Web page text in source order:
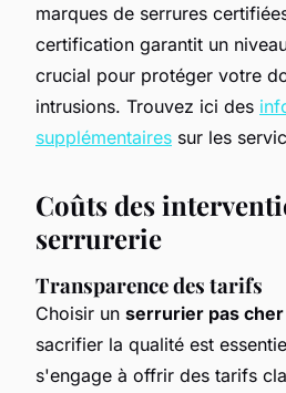
marques de serrures
certification garantit un
crucial pour protéger votre
intrusions. Trouvez ici des
supplémentaires sur les
Coûts des
serrurerie
Transparence des tarifs
Choisir un serrurier pas cher
sacrifier la qualité est
s'engage à offrir des tarifs